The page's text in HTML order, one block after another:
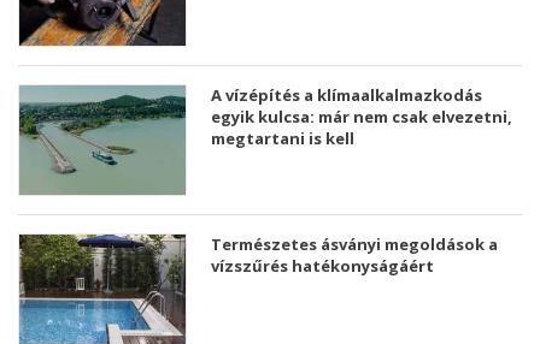
A vízépítés a klímaalkalmazkodás
egyik kulcsa: már nem csak elvezetni,
megtartani is kell
Természetes ásványi megoldások a
vízszűrés hatékonyságáért